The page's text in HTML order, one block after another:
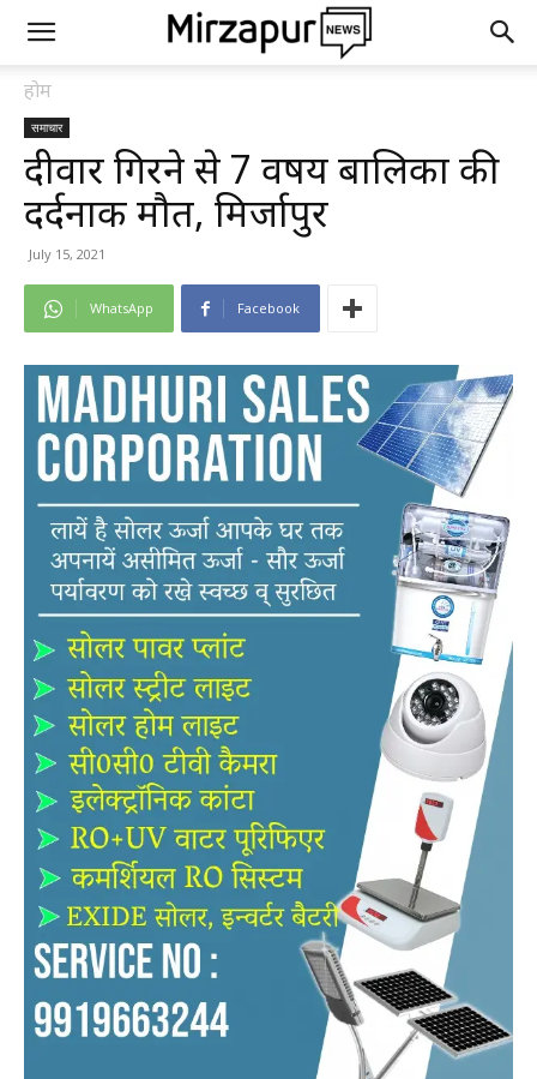
होम
समाचार
दीवार गिरने से 7 वर्षीय बालिका की
दर्दनाक मौत, मिर्जापुर
July 15, 2021
WhatsApp Facebook